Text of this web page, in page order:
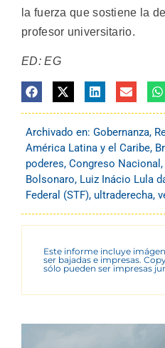
la fuerza que sostiene la
profesor universitario.
ED: EG
Archivado en: Gobernanza,
América Latina y el Caribe,
poderes, Congreso Nacional ,
Bolsonaro, Luiz Inácio Lula
Federal (STF), ultraderecha,
Este informe incluye
ser bajadas e impresas.
sólo pueden ser impresas